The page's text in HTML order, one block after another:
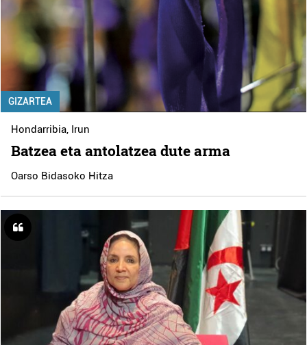
GIZARTEA
Hondarribia, Irun
Batzea eta antolatzea dute arma
Oarso Bidasoko Hitza